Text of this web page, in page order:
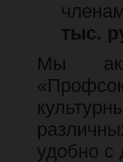
тыс.
Мы
удобно с